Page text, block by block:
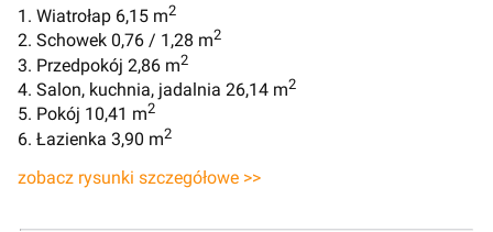
1. Wiatrołap 6,15 m2
2. Schowek 0,76 / 1,28 m2
3. Przedpokój 2,86 m2
4. Salon, kuchnia, jadalnia 26,14 m2
5. Pokój 10,41 m2
6. Łazienka 3,90 m2
zobacz rysunki szczegółowe >>